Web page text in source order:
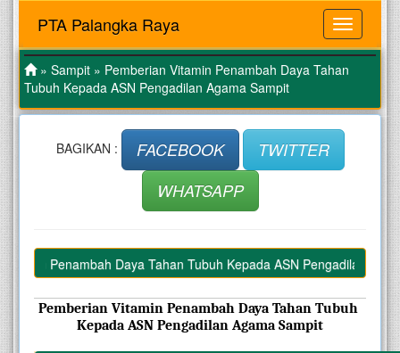
MENU
PTA Palangka Raya
» Sampit » Pemberian Vitamin Penambah Daya Tahan
Tubuh Kepada ASN Pengadilan Agama Sampit
BAGIKAN : FACEBOOK
TWITTER
WHATSAPP
Penambah Daya Tahan Tubuh Kepada ASN Pengadilan Agama
Pemberian Vitamin Penambah Daya Tahan Tubuh
Kepada ASN Pengadilan Agama Sampit